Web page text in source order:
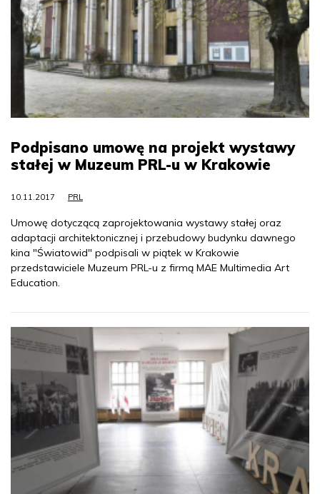
Podpisano umowę na projekt wystawy
stałej w Muzeum PRL-u w Krakowie
10.11.2017 PRL
Umowę dotyczącą zaprojektowania wystawy stałej oraz
adaptacji architektonicznej i przebudowy budynku dawnego
kina "Światowid" podpisali w piątek w Krakowie
przedstawiciele Muzeum PRL-u z firmą MAE Multimedia Art
Education.